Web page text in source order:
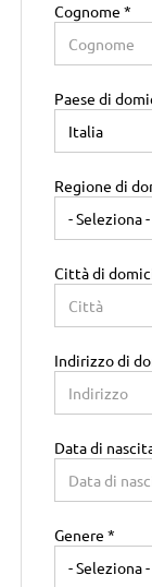
ES
PT
RO
Cognome *
Paese di
Regione di
Città di
Indirizzo di
Data di
Genere *